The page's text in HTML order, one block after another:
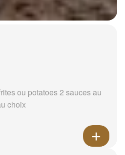
ou potatoes 2 sauces au
choix